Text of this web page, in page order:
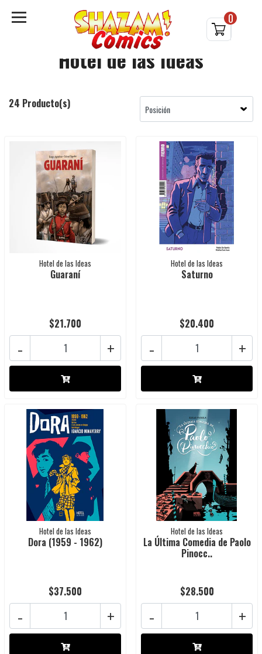
0
Hotel de las Ideas
24 Producto(s)
Hotel de las Ideas
Guaraní
$21.700
+
-
Hotel de las Ideas
Saturno
$20.400
+
-
Hotel de las Ideas
Dora (1959 - 1962)
$37.500
+
-
Hotel de las Ideas
La Última Comedia de Paolo
Pinocc..
$28.500
+
-